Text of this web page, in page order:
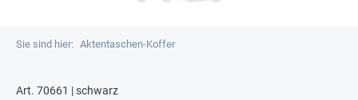
Sie sind hier: Aktentaschen-Koffer
Art. 70661 | schwarz